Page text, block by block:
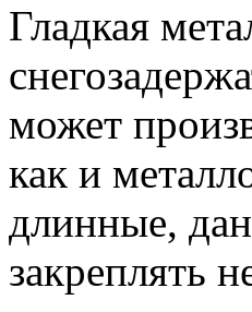
Гладкая
может
как и
длинные,
закреплять